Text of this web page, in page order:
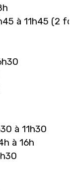
à 11h45 (2
à 11h30
à 16h